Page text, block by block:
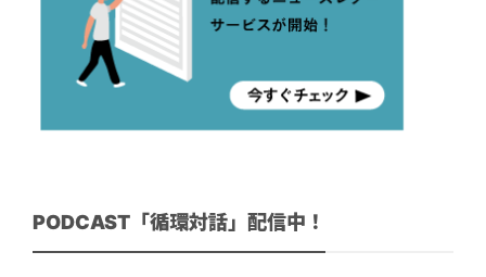
PODCAST「循環対話」配信中！